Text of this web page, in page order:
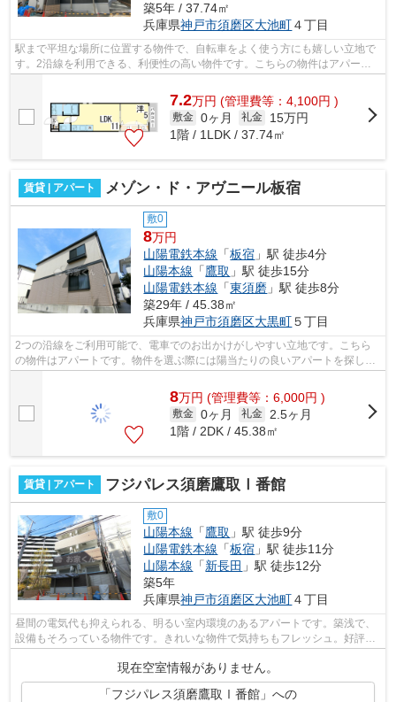
築5年 / 37.74㎡
兵庫県神戸市須磨区大池町４丁目
駅まで平坦な場所に位置する物件で、自転車をよく使う方にも嬉しい立地で
す。2沿線を利用できる、利便性の高い物件です。こちらの物件はアパート
7.2万円 (管理費等：4,100円 )
敷金 0ヶ月 礼金
15万円
1階 / 1LDK / 37.74㎡
賃貸 | アパート メゾン・ド・アヴニール板宿
敷0
8万円
山陽電鉄本線 「板宿 」駅 徒歩4分
山陽本線 「鷹取 」駅 徒歩15分
山陽電鉄本線 「東須磨 」駅 徒歩8分
築29年 / 45.38㎡
兵庫県神戸市須磨区大黒町５丁目
2つの沿線をご利用可能で、電車でのお出かけがしやすい立地です。こちら
の物件はアパートです。物件を選ぶ際には陽当たりの良いアパートを探した
8万円 (管理費等：6,000円 )
敷金 0ヶ月 礼金
2.5ヶ月
1階 / 2DK / 45.38㎡
賃貸 | アパート フジパレス須磨鷹取Ⅰ番館
敷0
山陽本線 「鷹取 」駅 徒歩9分
山陽電鉄本線 「板宿 」駅 徒歩11分
山陽本線 「新長田 」駅 徒歩12分
築5年
兵庫県神戸市須磨区大池町４丁目
昼間の電気代も抑えられる、明るい室内環境のあるアパートです。築浅で、
設備もそろっている物件です。きれいな物件で気持ちもフレッシュ。好評の
駅近物件となっており、駅より徒歩9分...
現在空室情報がありません。
「フジパレス須磨鷹取Ⅰ番館」への